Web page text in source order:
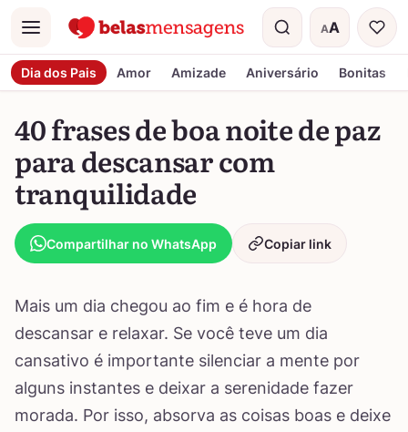
Menu AA
Tamanho do
Dia dos Pais Amor Amizade Aniversário Bonitas
40 frases de boa noite de paz
para descansar com
tranquilidade
Compartilhar no WhatsApp Copiar link
Mais um dia chegou ao fim e é hora de
descansar e relaxar. Se você teve um dia
cansativo é importante silenciar a mente por
alguns instantes e deixar a serenidade fazer
morada. Por isso, absorva as coisas boas e deixe